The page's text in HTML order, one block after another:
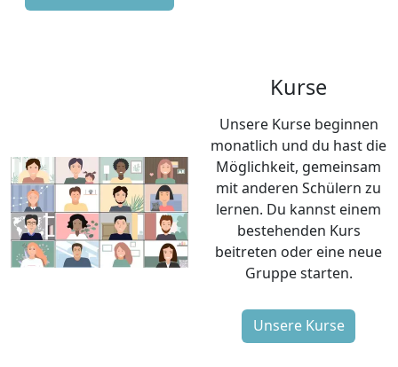
Unsere Kurse beginnen
monatlich und du hast die
Möglichkeit, gemeinsam
mit anderen Schülern zu
lernen. Du kannst einem
bestehenden Kurs
beitreten oder eine neue
Gruppe starten.